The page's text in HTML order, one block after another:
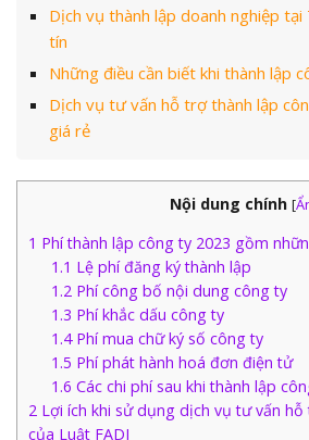
Dịch vụ thành lập doanh nghiệp
tín
Những điều cần biết khi thành lập
Dịch vụ tư vấn hỗ trợ thành lập
giá rẻ
Nội dung chính [
1 Phí thành lập công ty 2023 gồm
1.1 Lệ phí đăng ký thành lập
1.2 Phí công bố nội dung công ty
1.3 Phí khắc dấu công ty
1.4Phí mua chữ ký số công ty
1.5 Phí phát hành hoá đơn điện tử
1.6 Các chi phí sau khi thành lập
2 Lợi ích khi sử dụng dịch vụ tư vấn
của Luật FADI